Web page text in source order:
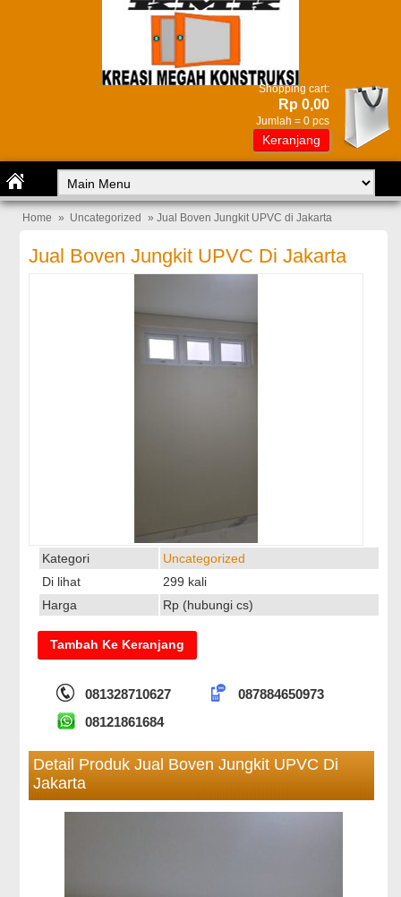
Shopping cart:
Rp 0,00
Jumlah = 0 pcs
Keranjang
Home » Uncategorized » Jual Boven Jungkit UPVC di Jakarta
Jual Boven Jungkit UPVC Di Jakarta
Kategori
Uncategorized
Di lihat
299 kali
Harga
Rp (hubungi cs)
081328710627
087884650973
08121861684
Detail Produk Jual Boven Jungkit UPVC Di
Jakarta